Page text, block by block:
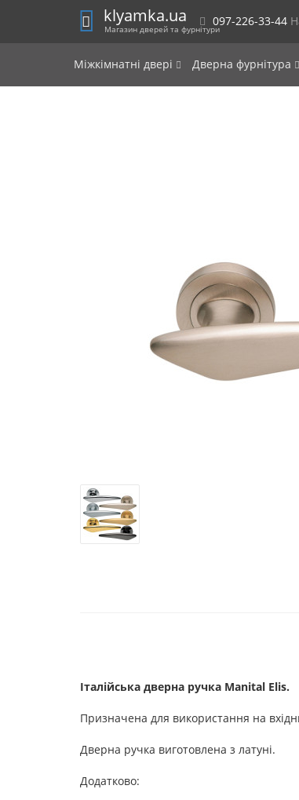
klyamka.ua
Магазин дверей та фурнітури
097-226-33-44
Міжкімнатні двері Дверна фурнітура
Італійська дверна ручка Manital Elis.
Призначена для використання на
Дверна ручка виготовлена з латуні.
Додатково: